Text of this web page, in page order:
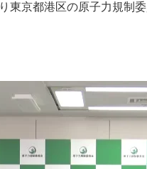
京都港区の原子力規制